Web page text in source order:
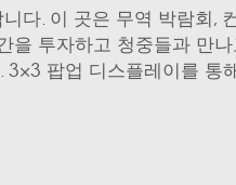
다. 이 곳은 무역 박람회,
투자하고 청중들과 만
팝업 디스플레이를 통